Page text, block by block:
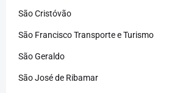
São Cristóvão
São Francisco Transporte e Turismo
São Geraldo
São José de Ribamar